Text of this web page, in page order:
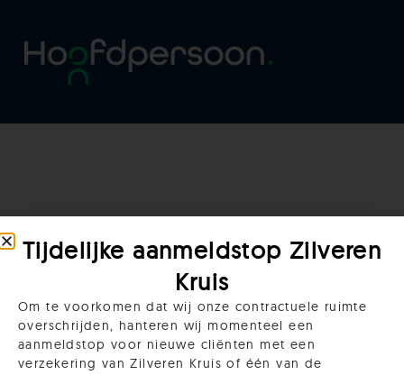
Bedankt!
Tijdelijke aanmeldstop Zilveren
Kruis
Om te voorkomen dat wij onze contractuele ruimte
overschrijden, hanteren wij momenteel een
aanmeldstop voor nieuwe cliënten met een
verzekering van Zilveren Kruis of één van de